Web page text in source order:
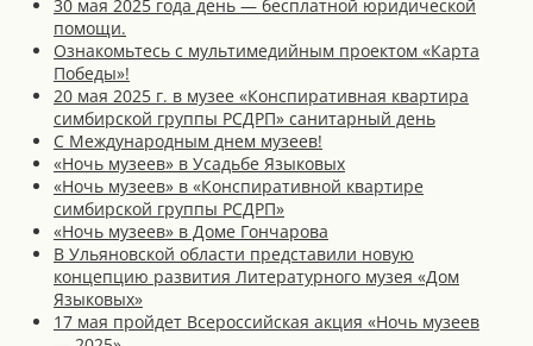
30 мая 2025 года день — бесплатной юридической
помощи.
Ознакомьтесь с мультимедийным проектом «Карта
Победы»!
20 мая 2025 г. в музее «Конспиративная квартира
симбирской группы РСДРП» санитарный день
С Международным днем музеев!
«Ночь музеев» в Усадьбе Языковых
«Ночь музеев» в «Конспиративной квартире
симбирской группы РСДРП»
«Ночь музеев» в Доме Гончарова
В Ульяновской области представили новую
концепцию развития Литературного музея «Дом
Языковых»
17 мая пройдет Всероссийская акция «Ночь музеев